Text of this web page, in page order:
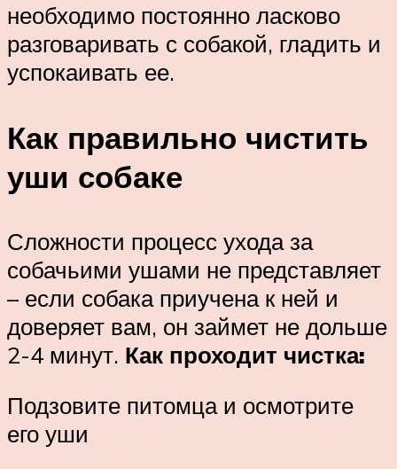
необходимо постоянно ласково
разговаривать с собакой, гладить и
успокаивать ее.
Как правильно чистить
уши собаке
Сложности процесс ухода за
собачьими ушами не представляет
– если собака приучена к ней и
доверяет вам, он займет не дольше
2-4 минут. Как проходит чистка:
Подзовите питомца и осмотрите
его уши